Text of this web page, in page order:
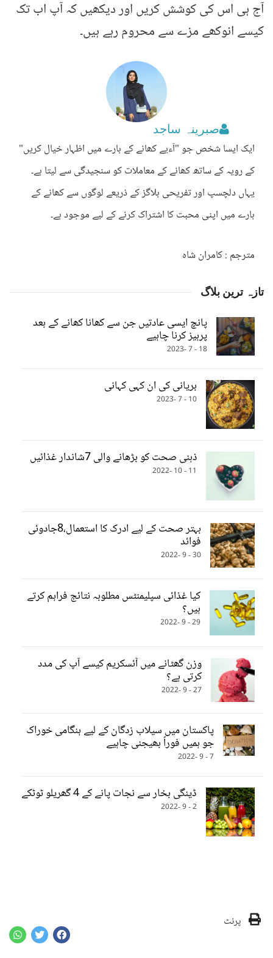
آج ہی اس کی کوشش کریں اور دیکھیں کہ آپ اب تک
کیسے انوکھے مزے سے محروم رہے ہیں۔
صبرینہ ساجد
ایک ایسا شخص جو "آءیے کھانے کے بارے میں اظہار خیال کریں"
کے رویہ کے ساتھ کھانے کے معاملات کو سنجیدگی سے لیتا ہے۔
یہاں دلچسپ اور تفریحی بلاگز کے ذریعے لوگوں سے کھانے کے
بارے میں اپنی محبت کا اشتراک کرنے کے لیے موجود ہے۔
مترجم : کامران شاہ
تازہ ترین بلاگ
پانچ ایسی عادتیں جن سے کھانا کھانے کے بعد
پرہیز کرنا چاہیے
18 - 7 -2023
بریانی کی ان کہی کہانی
10 - 7 -2023
ذہنی صحت کو بڑھانے والی 7شاندار غذائیں
11 - 10 -2022
بہتر صحت کے لیے ادرک کا استعمال،8جادوئی
فوائد
30 - 9 -2022
کیا غذائی سپلیمنٹس مطلوبہ نتائج فراہم کرتے
ہیں؟
29 - 9 -2022
وزن گھٹانے میں آئسکریم کیسے آپ کی مدد
کرتی ہے؟
27 - 9 -2022
پاکستان میں سیلاب زدگان کے لیے ہنگامی خوراک
جو ہمیں فوراً بھیجنی چاہیے
7 - 9 -2022
ڈینگی بخار سے نجات پانے کے 4 گھریلو ٹوٹکے
2 - 9 -2022
پرنٹ